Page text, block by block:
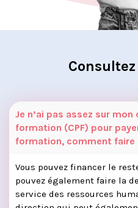
Je n’ai pas assez sur
formation (CPF) pour
formation, comment faire
Vous pouvez financer le
pouvez également faire la
service des ressources